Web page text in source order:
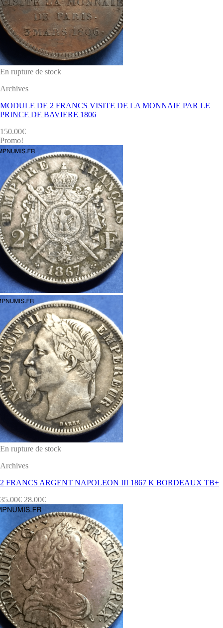
En rupture de stock
Archives
MODULE DE 2 FRANCS VISITE DE LA MONNAIE PAR LE
PRINCE DE BAVIERE 1806
150.00€
Promo!
En rupture de stock
Archives
2 FRANCS ARGENT NAPOLEON III 1867 K BORDEAUX TB+
35.00€ 28.00€